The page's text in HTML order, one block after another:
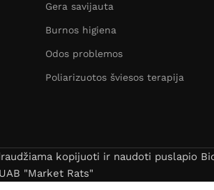
Gera savijauta
Burnos higiena
Odos problemos
Poliarizuotos šviesos terapija
kopijuoti ir naudoti puslapio
UAB "Market Rats"